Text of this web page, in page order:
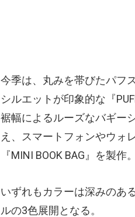
今季は、丸みを帯びたパフ
シルエットが印象的な『
裾幅によるルーズなバギー
え、スマートフォンやウォ
『MINI BOOK BAG』を製作。
いずれもカラーは深みのあ
ルの3色展開となる。